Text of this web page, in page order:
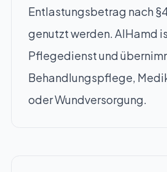
Entlastungsbetrag nach
genutzt werden. AlHamd
Pflegedienst und
Behandlungspflege,
oder Wundversorgung.